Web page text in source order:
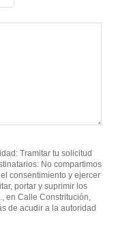
Tramitar tu solicitud
No compartimos
consentimiento y ejercer
portar y suprimir los
en Calle Constritución,
de acudir a la autoridad